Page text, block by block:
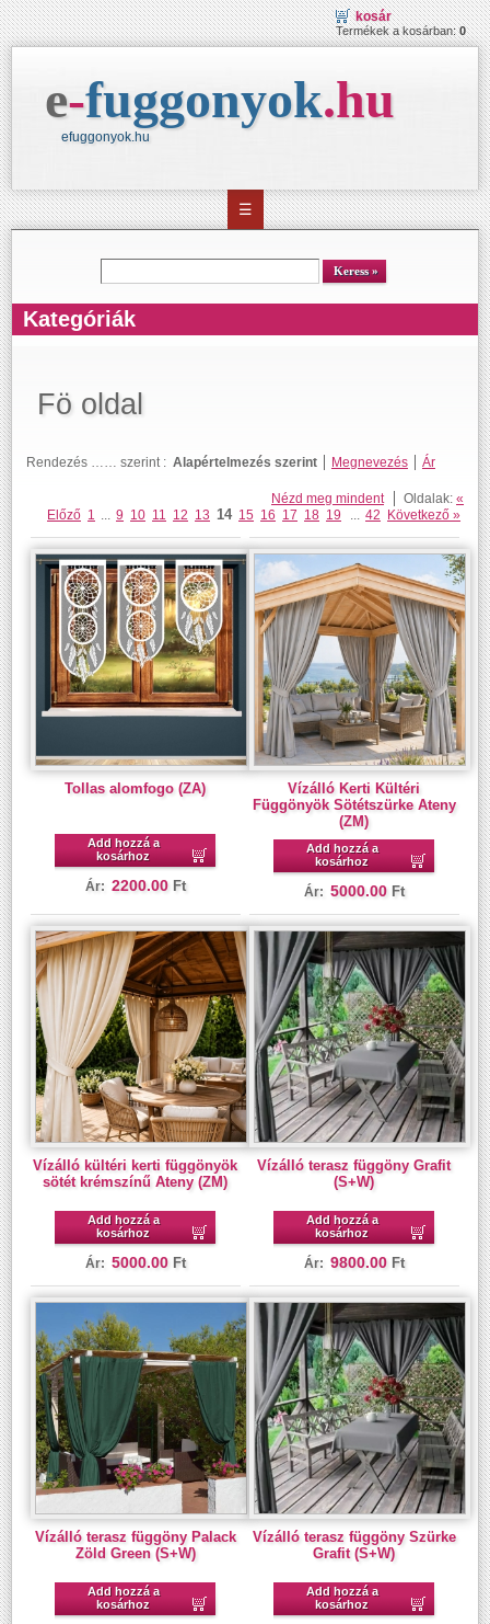
kosár
Termékek a kosárban:0
e-fuggonyok.hu
efuggonyok.hu
☰
Kategóriák
Fö oldal
Rendezés …… szerint : Alapértelmezés szerint Megnevezés Ár
Nézd meg mindent Oldalak: «
Előző 1 ... 9 10 11 12 13 14 15 16 17 18 19 ... 42 Következő »
Tollas alomfogo (ZA)
Add hozzá a
kosárhoz
Ár: 2200.00 Ft
Vízálló Kerti Kültéri
Függönyök Sötétszürke Ateny
(ZM)
Add hozzá a
kosárhoz
Ár: 5000.00 Ft
Vízálló kültéri kerti függönyök
sötét krémszínű Ateny (ZM)
Add hozzá a
kosárhoz
Ár: 5000.00 Ft
Vízálló terasz függöny Grafit
(S+W)
Add hozzá a
kosárhoz
Ár: 9800.00 Ft
Vízálló terasz függöny Palack
Zöld Green (S+W)
Add hozzá a
kosárhoz
Vízálló terasz függöny Szürke
Grafit (S+W)
Add hozzá a
kosárhoz